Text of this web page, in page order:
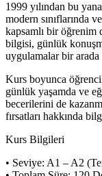
1999 yılından bu
modern sınıflarında
kapsamlı bir öğrenim
bilgisi, günlük
uygulamalar bir arada
Kurs boyunca
günlük yaşamda ve
becerilerini de
fırsatları hakkında
Kurs Bilgileri
• Seviye: A1 – A2